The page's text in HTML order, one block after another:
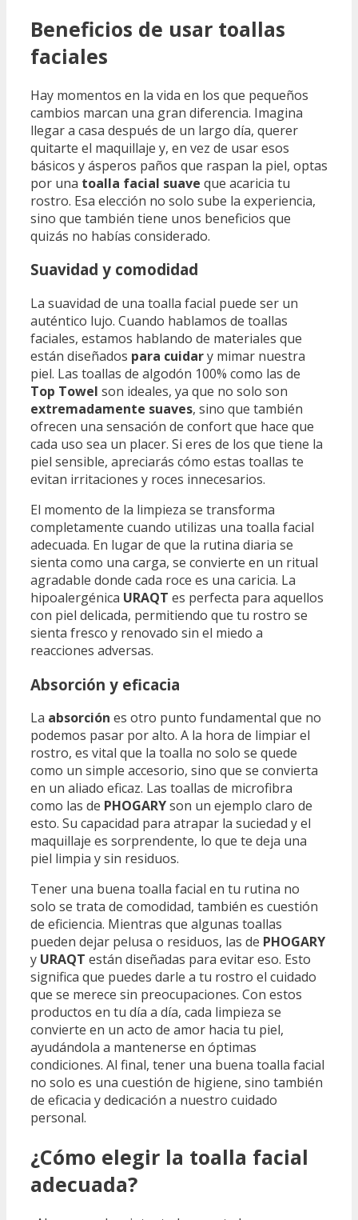
Beneficios de usar toallas
faciales
Hay momentos en la vida en los que pequeños
cambios marcan una gran diferencia. Imagina
llegar a casa después de un largo día, querer
quitarte el maquillaje y, en vez de usar esos
básicos y ásperos paños que raspan la piel, optas
por una toalla facial suave que acaricia tu
rostro. Esa elección no solo sube la experiencia,
sino que también tiene unos beneficios que
quizás no habías considerado.
Suavidad y comodidad
La suavidad de una toalla facial puede ser un
auténtico lujo. Cuando hablamos de toallas
faciales, estamos hablando de materiales que
están diseñados para cuidary mimar nuestra
piel. Las toallas de algodón 100% como las de
Top Towel son ideales, ya que no solo son
extremadamente suaves, sino que también
ofrecen una sensación de confort que hace que
cada uso sea un placer. Si eres de los que tiene la
piel sensible, apreciarás cómo estas toallas te
evitan irritaciones y roces innecesarios.
El momento de la limpieza se transforma
completamente cuando utilizas una toalla facial
adecuada. En lugar de que la rutina diaria se
sienta como una carga, se convierte en un ritual
agradable donde cada roce es una caricia. La
hipoalergénica URAQT es perfecta para aquellos
con piel delicada, permitiendo que tu rostro se
sienta fresco y renovado sin el miedo a
reacciones adversas.
Absorción y eficacia
La absorción es otro punto fundamental que no
podemos pasar por alto. A la hora de limpiar el
rostro, es vital que la toalla no solo se quede
como un simple accesorio, sino que se convierta
en un aliado eficaz. Las toallas de microfibra
como las de PHOGARYson un ejemplo claro de
esto. Su capacidad para atrapar la suciedad y el
maquillaje es sorprendente, lo que te deja una
piel limpia y sin residuos.
Tener una buena toalla facial en tu rutina no
solo se trata de comodidad, también es cuestión
de eficiencia. Mientras que algunas toallas
pueden dejar pelusa o residuos, las de PHOGARY
y URAQT están diseñadas para evitar eso. Esto
significa que puedes darle a tu rostro el cuidado
que se merece sin preocupaciones. Con estos
productos en tu día a día, cada limpieza se
convierte en un acto de amor hacia tu piel,
ayudándola a mantenerse en óptimas
condiciones. Al final, tener una buena toalla facial
no solo es una cuestión de higiene, sino también
de eficacia y dedicación a nuestro cuidado
personal.
¿Cómo elegir la toalla facial
adecuada?